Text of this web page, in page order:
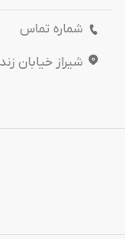
شماره تماس
شیراز خیابان